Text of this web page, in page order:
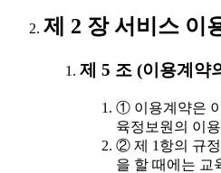
제 2 장 서비스 이
제 5 조 (이용계약
① 이용계약은
육정보원의 이
② 제 1항의 규
을 할 때에는 교